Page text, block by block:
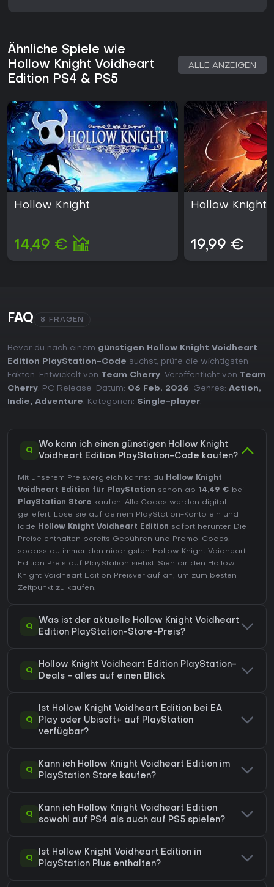
Ähnliche Spiele wie
Hollow Knight Voidheart
Edition PS4 & PS5
ALLE ANZEIGEN
Hollow Knight
14,49 €
Hollow Knight:
19,99 €
FAQ 8 FRAGEN
Bevor du nach einem günstigen Hollow Knight Voidheart
Edition PlayStation-Code suchst, prüfe die wichtigsten
Fakten. Entwickelt von Team Cherry. Veröffentlicht von Team
Cherry. PC Release-Datum: 06 Feb. 2026. Genres: Action,
Indie, Adventure. Kategorien: Single-player.
Q
Wo kann ich einen günstigen Hollow Knight
Voidheart Edition PlayStation-Code kaufen?
Mit unserem Preisvergleich kannst du Hollow Knight
Voidheart Edition für PlayStation schon ab 14,49 € bei
PlayStation Store kaufen. Alle Codes werden digital
geliefert. Löse sie auf deinem PlayStation-Konto ein und
lade Hollow Knight Voidheart Edition sofort herunter. Die
Preise enthalten bereits Gebühren und Promo-Codes,
sodass du immer den niedrigsten Hollow Knight Voidheart
Edition Preis auf PlayStation siehst. Sieh dir den Hollow
Knight Voidheart Edition Preisverlauf an, um zum besten
Zeitpunkt zu kaufen.
Q
Was ist der aktuelle Hollow Knight Voidheart
Edition PlayStation-Store-Preis?
Q
Hollow Knight Voidheart Edition PlayStation-
Deals - alles auf einen Blick
Q
Ist Hollow Knight Voidheart Edition bei EA
Play oder Ubisoft+ auf PlayStation
verfügbar?
Q
Kann ich Hollow Knight Voidheart Edition im
PlayStation Store kaufen?
Q
Kann ich Hollow Knight Voidheart Edition
sowohl auf PS4 als auch auf PS5 spielen?
Q
Ist Hollow Knight Voidheart Edition in
PlayStation Plus enthalten?